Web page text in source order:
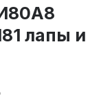
лапы и